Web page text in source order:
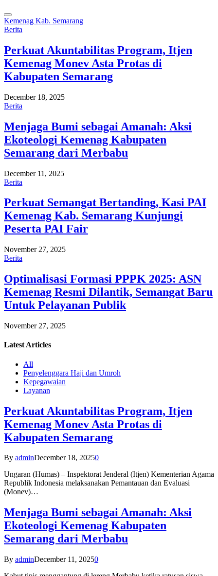
Kemenag Kab. Semarang
Berita
Perkuat Akuntabilitas Program, Itjen
Kemenag Monev Asta Protas di
Kabupaten Semarang
December 18, 2025
Berita
Menjaga Bumi sebagai Amanah: Aksi
Ekoteologi Kemenag Kabupaten
Semarang dari Merbabu
December 11, 2025
Berita
Perkuat Semangat Bertanding, Kasi PAI
Kemenag Kab. Semarang Kunjungi
Peserta PAI Fair
November 27, 2025
Berita
Optimalisasi Formasi PPPK 2025: ASN
Kemenag Resmi Dilantik, Semangat Baru
Untuk Pelayanan Publik
November 27, 2025
Latest Articles
All
Penyelenggara Haji dan Umroh
Kepegawaian
Layanan
Perkuat Akuntabilitas Program, Itjen
Kemenag Monev Asta Protas di
Kabupaten Semarang
By adminDecember 18, 20250
Ungaran (Humas) – Inspektorat Jenderal (Itjen) Kementerian Agama
Republik Indonesia melaksanakan Pemantauan dan Evaluasi
(Monev)…
Menjaga Bumi sebagai Amanah: Aksi
Ekoteologi Kemenag Kabupaten
Semarang dari Merbabu
By adminDecember 11, 20250